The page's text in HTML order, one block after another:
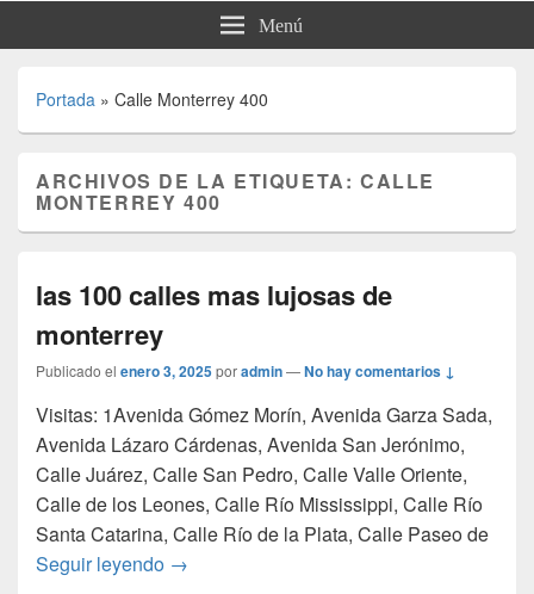
Menú
Portada » Calle Monterrey 400
ARCHIVOS DE LA ETIQUETA:CALLE
MONTERREY 400
las 100 calles mas lujosas de
monterrey
Publicado el enero 3, 2025poradmin—No hay comentarios ↓
Visitas: 1Avenida Gómez Morín, Avenida Garza Sada,
Avenida Lázaro Cárdenas, Avenida San Jerónimo,
Calle Juárez, Calle San Pedro, Calle Valle Oriente,
Calle de los Leones, Calle Río Mississippi, Calle Río
Santa Catarina, Calle Río de la Plata, Calle Paseo de
Seguir leyendo las 100 calles mas lujosas de monterrey
→